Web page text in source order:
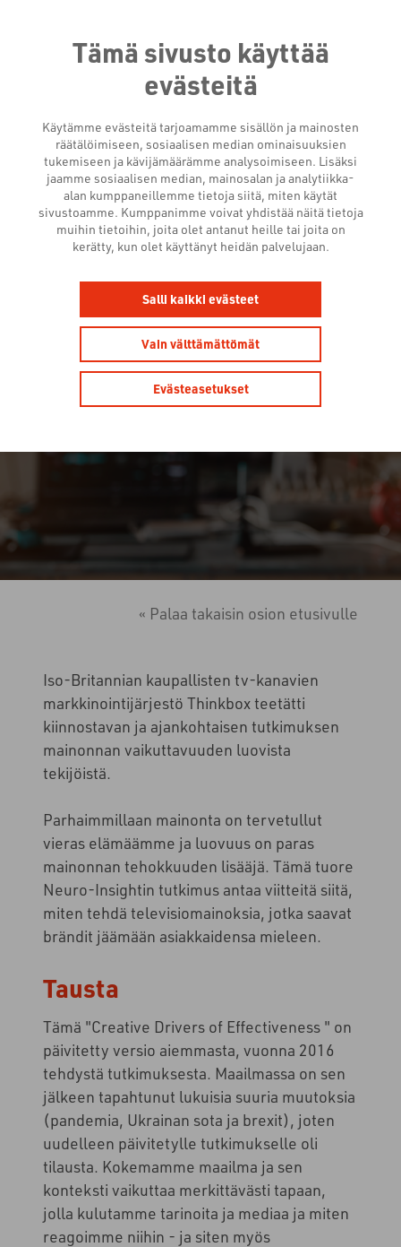
Tämä sivusto käyttää
evästeitä
Käytämme evästeitä tarjoamamme sisällön ja mainosten
räätälöimiseen, sosiaalisen median ominaisuuksien
tukemiseen ja kävijämäärämme analysoimiseen. Lisäksi
jaamme sosiaalisen median, mainosalan ja analytiikka-
alan kumppaneillemme tietoja siitä, miten käytät
sivustoamme. Kumppanimme voivat yhdistää näitä tietoja
muihin tietoihin, joita olet antanut heille tai joita on
kerätty, kun olet käyttänyt heidän palvelujaan.
Salli kaikki evästeet
Vain välttämättömät
Evästeasetukset
NEURO-INSIGHTIN
TUTKIMUS:
VAIKUTTAVUUDEN LUOVAT
TEKIJÄT (CREATIVE
DRIVERS OF
EFFECTIVENESS)
« Palaa takaisin osion etusivulle
Iso-Britannian kaupallisten tv-kanavien
markkinointijärjestö Thinkbox teetätti
kiinnostavan ja ajankohtaisen tutkimuksen
mainonnan vaikuttavuuden luovista
tekijöistä.
Parhaimmillaan mainonta on tervetullut
vieras elämäämme ja luovuus on paras
mainonnan tehokkuuden lisääjä. Tämä tuore
Neuro-Insightin tutkimus antaa viitteitä siitä,
miten tehdä televisiomainoksia, jotka saavat
brändit jäämään asiakkaidensa mieleen.
Tausta
Tämä "Creative Drivers of Effectiveness " on
päivitetty versio aiemmasta, vuonna 2016
tehdystä tutkimuksesta. Maailmassa on sen
jälkeen tapahtunut lukuisia suuria muutoksia
(pandemia, Ukrainan sota ja brexit), joten
uudelleen päivitetylle tutkimukselle oli
tilausta. Kokemamme maailma ja sen
konteksti vaikuttaa merkittävästi tapaan,
jolla kulutamme tarinoita ja mediaa ja miten
reagoimme niihin - ja siten myös